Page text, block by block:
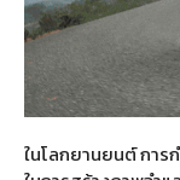
ในโลกยานยนต์ การ